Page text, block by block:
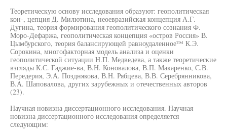
Теоретическую основу исследования образуют: геополитическая
кон-, цепция Д. Милютина, неоевразийская концепция А.Г.
Дугина, теория формирования геополитического сознания Ф.
Моро-Дефаржа, геополитическая концепция «остров Россия» В.
Цымбурского, теория балансирующей равноудаленное™ К.Э.
Сорокина, многофакторная модель анализа и оценки
геополитической ситуации Н.П. Медведева, а также теоретические
взгляды К.С. Гаджие-ва, В.Н. Коновалова, В.П. Макаренко, С.В.
Передерия, Э.А. Позднякова, В.Н. Рябцева, В.В. Серебрянникова,
В.А. Шаповалова, других зарубежных и отечественных авторов
(23).
Научная новизна диссертационного исследования. Научная
новизна диссертационного исследования определяется
следующим: